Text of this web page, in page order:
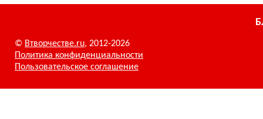
© Втворчестве.ru, 2012-2026
Политика конфиденциальности
Пользовательское соглашение